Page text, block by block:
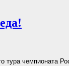
тура чемпионата